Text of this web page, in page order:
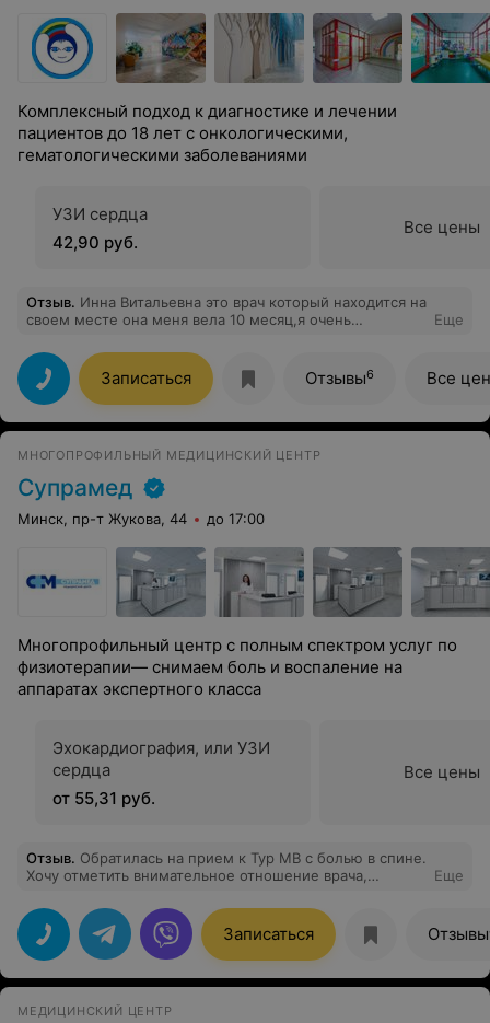
Комплексный подход к диагностике и лечении
пациентов до 18 лет с онкологическими,
гематологическими заболеваниями
УЗИ cердца
42,90 руб.
Все цены
Отзыв. Инна Витальевна это врач который находится на
своем месте она меня вела 10 месяц,я очень
Еще
Записаться Отзывы6 Все
МНОГОПРОФИЛЬНЫЙ МЕДИЦИНСКИЙ ЦЕНТР
Супрамед
Минск, пр-т Жукова, 44 до 17:00
Многопрофильный центр с полным спектром услуг по
физиотерапии— снимаем боль и воспаление на
аппаратах экспертного класса
Эхокардиография, или УЗИ
сердца
от 55,31 руб.
Все цены
Отзыв. Обратилась на прием к Тур МВ с болью в спине.
Хочу отметить внимательное отношение врача,
подход к лечению. Важно: сама смотрела диски и
объясняла причину боли с картинкой. Рассказала про
то как пить лекарства, какие могут быть побочные
эффекты. Подобрала индивидуальное физиолечение:
порекомендовала как в медцентре, так и в
Еще
Записаться Отзывы
МЕДИЦИНСКИЙ ЦЕНТР